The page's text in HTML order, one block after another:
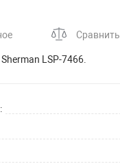
Сравнить
LSP-7466.